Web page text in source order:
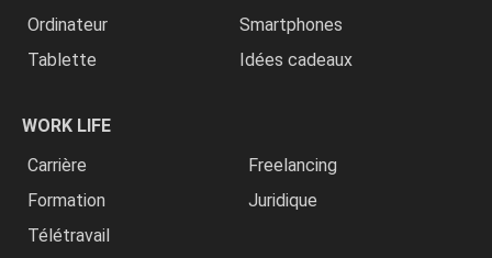
Ordinateur
Smartphones
Tablette
Idées cadeaux
WORK LIFE
Carrière
Freelancing
Formation
Juridique
Télétravail